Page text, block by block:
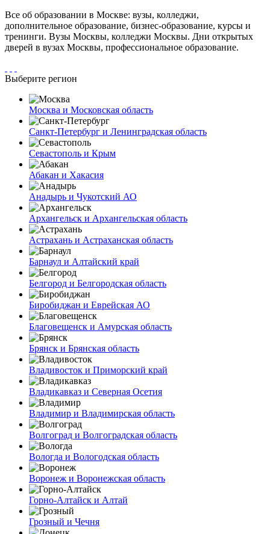
Все об образовании в Москве: вузы, колледжи,
дополнительное образование, бизнес-образование, курсы и
тренинги. Вузы Москвы, колледжи Москвы. Дни открытых
дверей в вузах Москвы, профессиональное образование.
Выберите регион
Москва и Московская область
Санкт-Петербург и Ленинградская область
Севастополь и Крым
Абакан и Хакасия
Анадырь и Чукотский АО
Архангельск и Архангельская область
Астрахань и Астраханская область
Барнаул и Алтайский край
Белгород и Белгородская область
Биробиджан и Еврейская АО
Благовещенск и Амурская область
Брянск и Брянская область
Владивосток и Приморский край
Владикавказ и Северная Осетия
Владимир и Владимирская область
Волгоград и Волгоградская область
Вологда и Вологодская область
Воронеж и Воронежская область
Горно-Алтайск и Алтай
Грозный и Чечня